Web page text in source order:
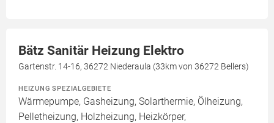
Bätz Sanitär Heizung Elektro
Gartenstr. 14-16, 36272 Niederaula (33km von 36272 Bellers)
HEIZUNG SPEZIALGEBIETE
Wärmepumpe, Gasheizung, Solarthermie, Ölheizung,
Pelletheizung, Holzheizung, Heizkörper,